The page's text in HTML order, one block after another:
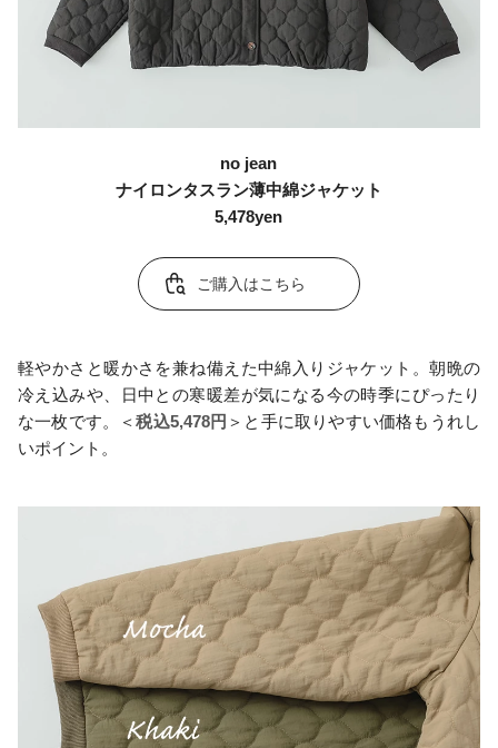
no jean
ナイロンタスラン薄中綿ジャケット
5,478yen
ご購入はこちら
軽やかさと暖かさを兼ね備えた中綿入りジャケット。朝晩の
冷え込みや、日中との寒暖差が気になる今の時季にぴったり
な一枚です。＜税込5,478円 ＞と手に取りやすい価格もうれし
いポイント。